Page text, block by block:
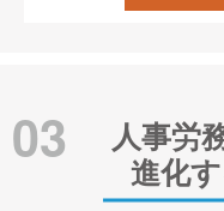
03
人事労
進化